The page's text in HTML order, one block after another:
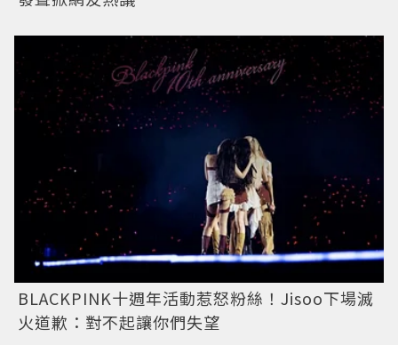
BLACKPINK十週年活動惹怒粉絲！Jisoo下場滅
火道歉：對不起讓你們失望